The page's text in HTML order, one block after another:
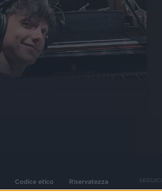
Codice etico Riservatezza SEGUICI